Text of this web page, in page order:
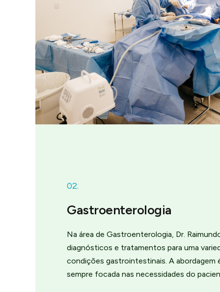
02.
Gastroenterologia
Na área de Gastroenterologia, Dr.
diagnósticos e tratamentos para uma
condições gastrointestinais. A abordagem
sempre focada nas necessidades do